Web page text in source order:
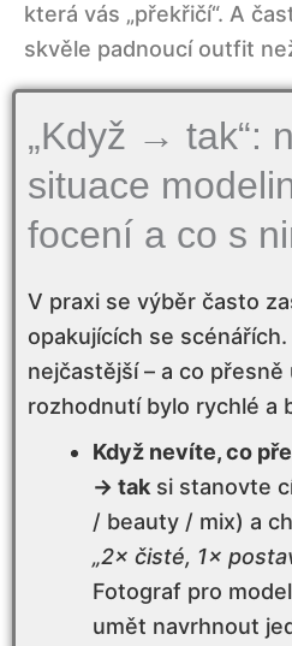
která vás „překřičí“. A
skvěle padnoucí outfit
„Když → tak“:
situace
focení a co s
V praxi se výběr často
opakujících se
nejčastější – a co přesně
rozhodnutí bylo rychlé a
Když nevíte, co
→ tak si stanovte
/ beauty / mix) a
„2× čisté, 1×
Fotograf pro
umět navrhnout
Fotograf pro modeling
cílem, ne fotografem
Podle čeho poznáte,
práce se světlem
Podle čeho poznáte,
Retuš: ano, ale s mírou
Chcete modeling
Pojďme ho nafotit.
Komunikace a vedení
důležitější než technika
Bezpečí, hranice a